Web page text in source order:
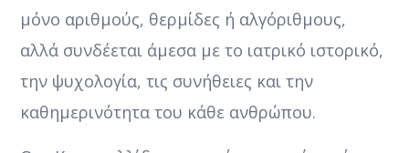
μόνο αριθμούς, θερμίδες ή αλγόριθμους,
αλλά συνδέεται άμεσα με το ιατρικό ιστορικό,
την ψυχολογία, τις συνήθειες και την
καθημερινότητα του κάθε ανθρώπου.